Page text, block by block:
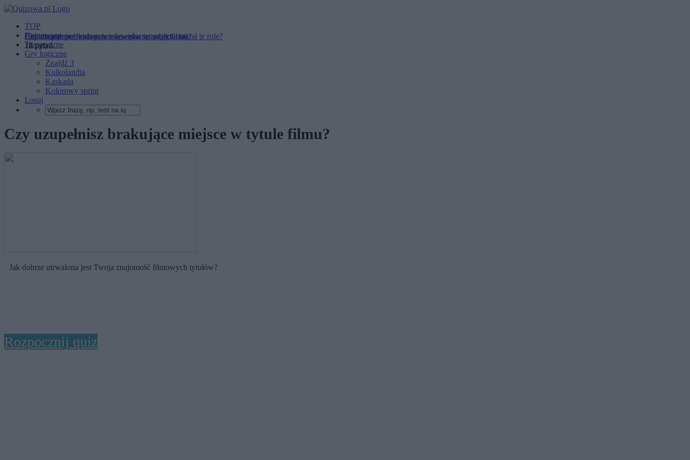
TOP
Najnowsze
Tematyczne
Gry logiczne
Znajdź 3
Kulkolandia
Kaskada
Kolorowy sprint
Losuj
Czy uzupełnisz brakujące miejsce w tytule filmu?
Jak dobrze utrwalona jest Twoja znajomość filmowych tytułów?
Rozpocznij quiz
Czy rozpoznasz znanych reżyserów na zdjęciach?
15 pytań
Czy uzupełnisz brakujące nazwisko w tytule filmu?
16 pytań
Ekranizacje polskich powieści - pamiętasz, kto zagrał te role?
12 pytań